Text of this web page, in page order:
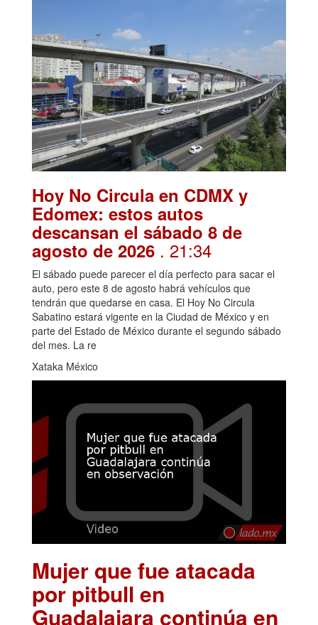
Hoy No Circula en CDMX y
Edomex: estos autos
descansan el sábado 8 de
agosto de 2026 . 21:34
El sábado puede parecer el día perfecto para sacar el
auto, pero este 8 de agosto habrá vehículos que
tendrán que quedarse en casa. El Hoy No Circula
Sabatino estará vigente en la Ciudad de México y en
parte del Estado de México durante el segundo sábado
del mes. La re
Xataka México
Mujer que fue atacada
por pitbull en
Guadalajara continúa en